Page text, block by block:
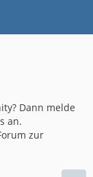
Dann melde
an.
zur